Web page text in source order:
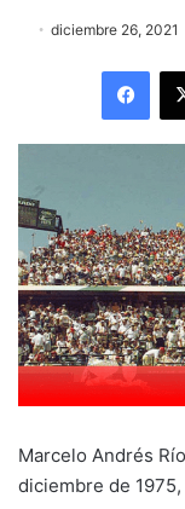
diciembre 26, 2021
Marcelo Andrés
diciembre de